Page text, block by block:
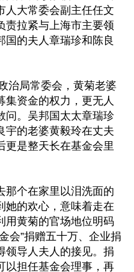
人大常委会副主任任文
责拉紧与上海市主要领
国的夫人章瑞珍和陈良
治局常委会，黄菊老婆
集资金的权力，更无人
问。吴邦国太太章瑞珍
宇的老婆黄毅玲在丈夫
更是整天长在基金会里
那个在家里以泪洗面的
她的欢心，意味着走在
用黄菊的官场地位明码
会”捐赠五十万、企业捐
领导人夫人的接见。捐
以担任基金会理事，再